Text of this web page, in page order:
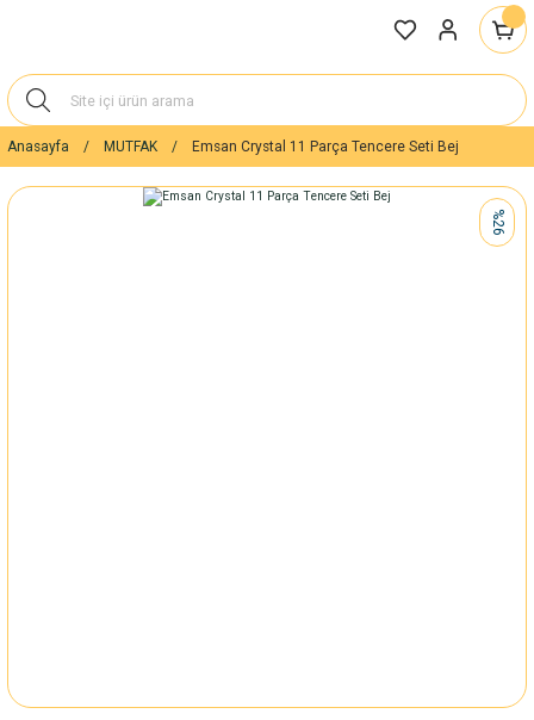
Anasayfa MUTFAK Emsan Crystal 11 Parça Tencere Seti Bej
%26